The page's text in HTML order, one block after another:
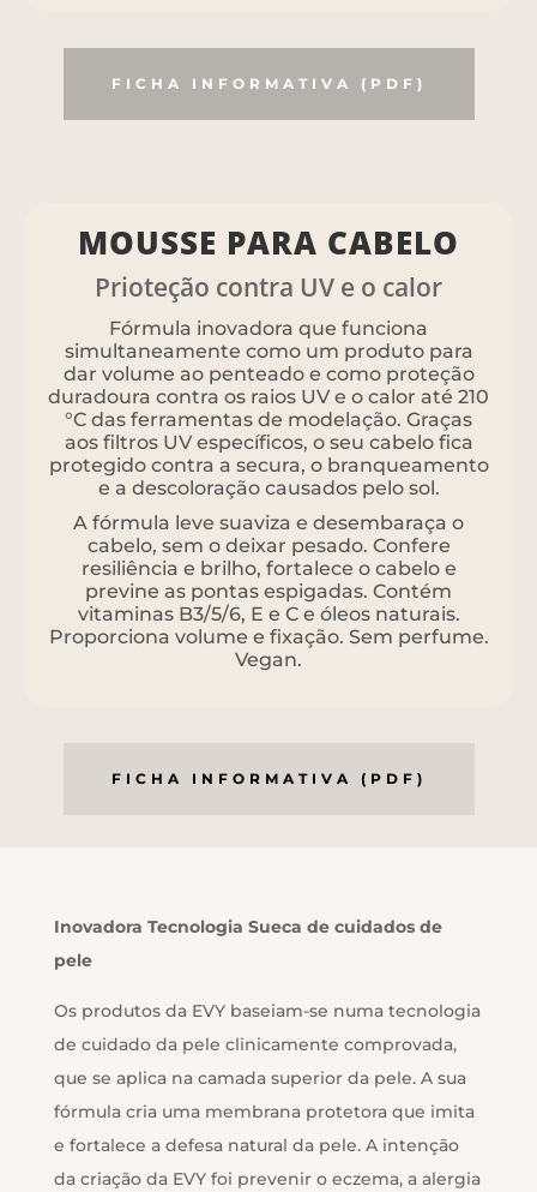
FICHA INFORMATIVA (PDF)
MOUSSE PARA CABELO
Prioteção contra UV e o calor
Fórmula inovadora que funciona
simultaneamente como um produto para
dar volume ao penteado e como proteção
duradoura contra os raios UV e o calor até 210
°C das ferramentas de modelação. Graças
aos filtros UV específicos, o seu cabelo fica
protegido contra a secura, o branqueamento
e a descoloração causados pelo sol.
A fórmula leve suaviza e desembaraça o
cabelo, sem o deixar pesado. Confere
resiliência e brilho, fortalece o cabelo e
previne as pontas espigadas. Contém
vitaminas B3/5/6, E e C e óleos naturais.
Proporciona volume e fixação. Sem perfume.
Vegan.
FICHA INFORMATIVA (PDF)
Inovadora Tecnologia Sueca de cuidados de
pele
Os produtos da EVY baseiam-se numa tecnologia
de cuidado da pele clinicamente comprovada,
que se aplica na camada superior da pele. A sua
fórmula cria uma membrana protetora que imita
e fortalece a defesa natural da pele. A intenção
da criação da EVY foi prevenir o eczema, a alergia